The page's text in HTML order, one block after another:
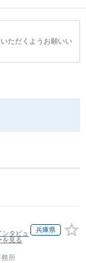
ただくようお願いい
ンタビュ
を見る
兵庫県
務所